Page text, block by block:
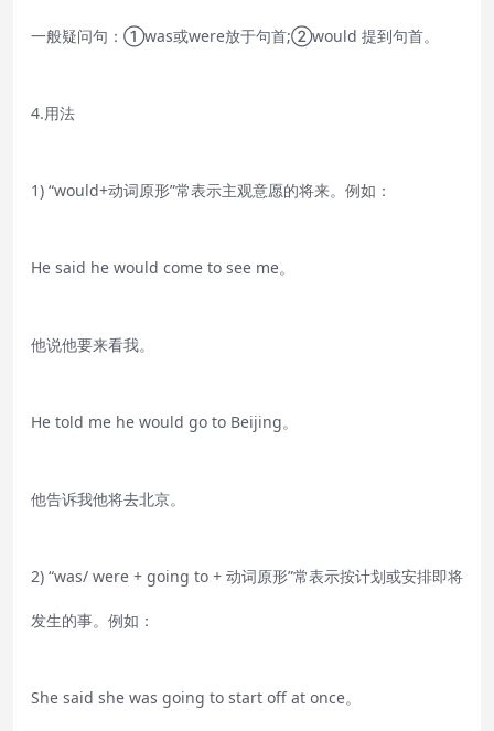
一般疑问句：①was或were放于句首;②would 提到句首。
4.用法
1) “would+动词原形”常表示主观意愿的将来。例如：
He said he would come to see me。
他说他要来看我。
He told me he would go to Beijing。
他告诉我他将去北京。
2) “was/ were + going to + 动词原形”常表示按计划或安排即将
发生的事。例如：
She said she was going to start off at once。